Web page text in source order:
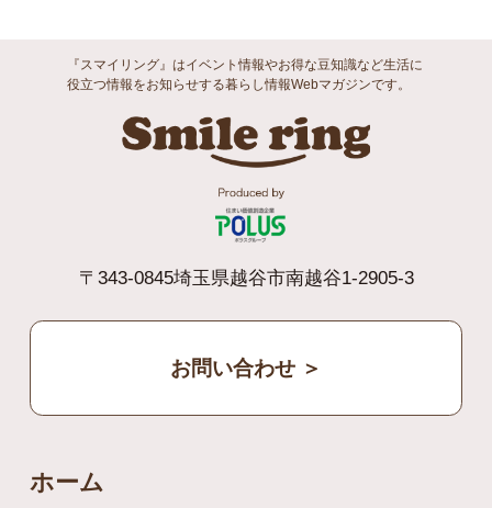
『スマイリング』はイベント情報やお得な豆知識など生活に
役立つ情報をお知らせする暮らし情報Webマガジンです。
〒343-0845埼玉県越谷市南越谷1-2905-3
お問い合わせ ＞
ホーム